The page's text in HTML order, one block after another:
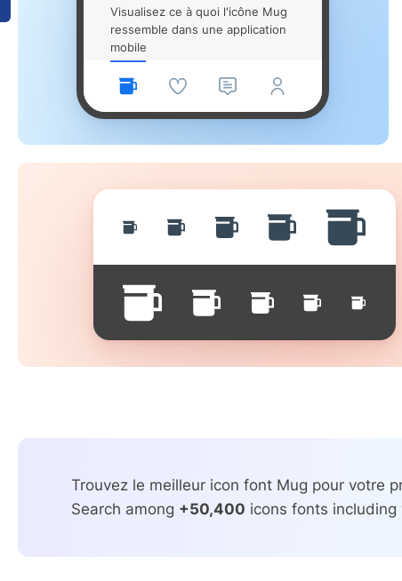
Visualisez ce à quoi l'icône Mug
ressemble dans une application
mobile
Trouvez le meilleur icon font Mug pour votre
Search among +50,400 icons fonts including